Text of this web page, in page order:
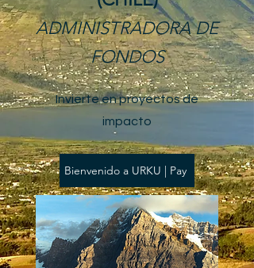
ADMINISTRADORA DE
FONDOS
Invierte en proyectos de
impacto
Bienvenido a URKU | Pay